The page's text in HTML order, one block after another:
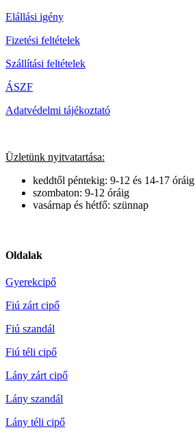
Elállási igény
Fizetési feltételek
Szállítási feltételek
ÁSZF
Adatvédelmi tájékoztató
Üzletünk nyitvatartása:
keddtől péntekig: 9-12 és 14-17 óráig
szombaton: 9-12 óráig
vasárnap és hétfő: szünnap
Oldalak
Gyerekcipő
Fiú zárt cipő
Fiú szandál
Fiú téli cipő
Lány zárt cipő
Lány szandál
Lány téli cipő